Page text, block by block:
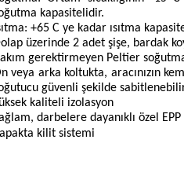
kapasitelidir.
+65 C ye kadar ısıtma
üzerinde 2 adet şişe, bardak
gerektirmeyen Peltier
veya arka koltukta, aracınızın
güvenli şekilde
kaliteli izolasyon
darbelere dayanıklı özel
kilit sistemi